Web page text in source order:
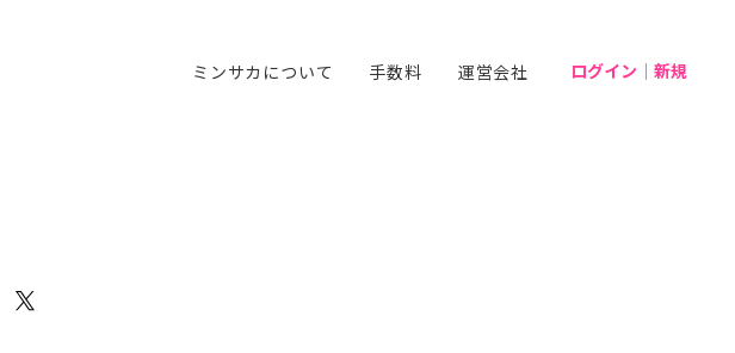
ミンサカについて 手数料 運営会社 ログイン｜新規